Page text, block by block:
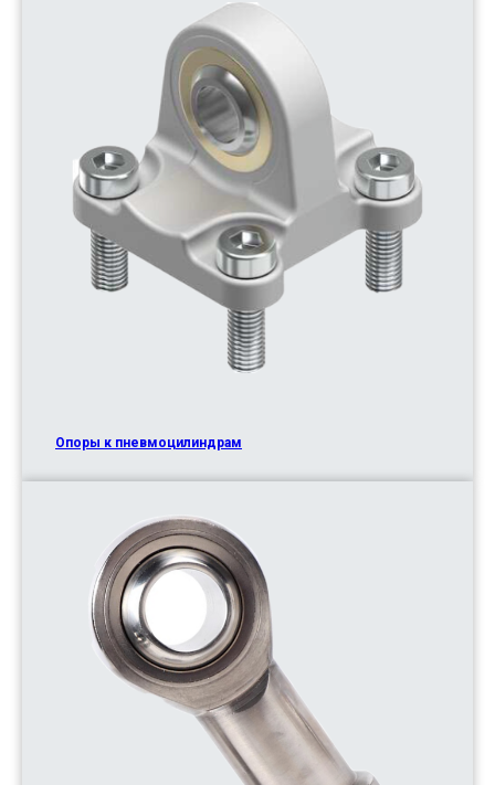
Опоры к пневмоцилиндрам